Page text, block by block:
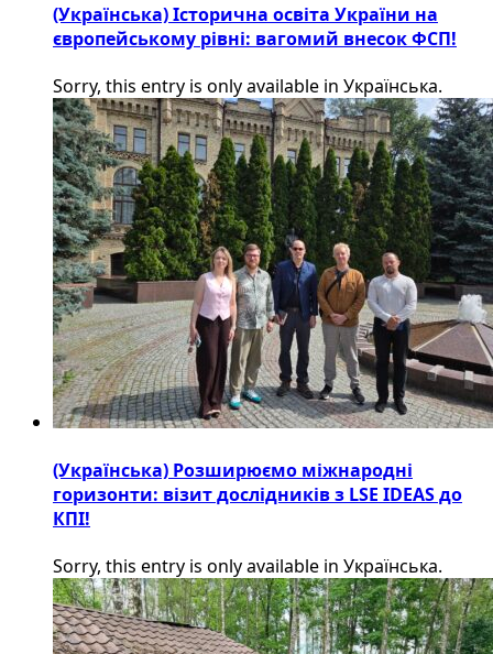
(Українська) Історична освіта України на
європейському рівні: вагомий внесок ФСП!
Sorry, this entry is only available in Українська.
(Українська) Розширюємо міжнародні
горизонти: візит дослідників з LSE IDEAS до
КПІ!
Sorry, this entry is only available in Українська.